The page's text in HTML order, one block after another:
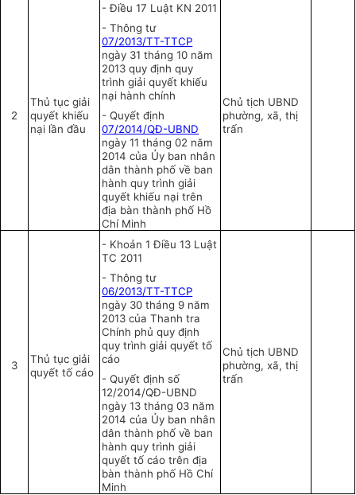
2
Thủ tục giải
quyết khiếu
nại lần đầu
- Điều 17 Luật KN 2011
-Thông tư
07/2013/TT-TTCP
ngày 31 tháng 10 năm
2013 quy định quy
trình giải quyết khiếu
nại hành chính
-Quyết định
07/2014/QĐ-UBND
ngày 11 tháng 02 năm
2014 của Ủy ban nhân
dân thành phố về ban
hành quy trình giải
quyết khiếu nại trên
địa bàn thành phố Hồ
Chí Minh
Chủ tịch UBND
phường, xã, thị
trấn
3
Thủ tục giải
quyết tố cáo
- Khoản 1 Điều 13 Luật
TC 2011
-Thông tư
06/2013/TT-TTCP
ngày 30 tháng 9 năm
2013 của Thanh tra
Chính phủ quy định
quy trình giải quyết tố
cáo
-Quyết định số
12/2014/QĐ-UBND
ngày 13 tháng 03 năm
2014 của Ủy ban nhân
dân thành phố về ban
hành quy trình giải
quyết tố cáo trên địa
bàn thành phố Hồ Chí
Minh
Chủ tịch UBND
phường, xã, thị
trấn